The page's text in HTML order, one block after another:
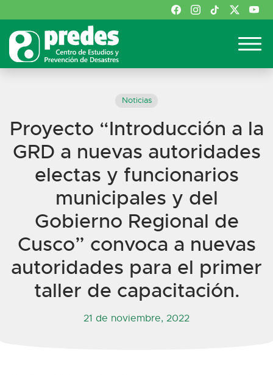
Noticias
Proyecto “Introducción a la
GRD a nuevas autoridades
electas y funcionarios
municipales y del
Gobierno Regional de
Cusco” convoca a nuevas
autoridades para el primer
taller de capacitación.
21 de noviembre, 2022